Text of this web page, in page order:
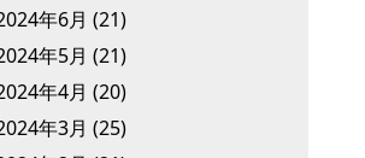
年6月 (21)
年5月 (21)
年4月 (20)
年3月 (25)